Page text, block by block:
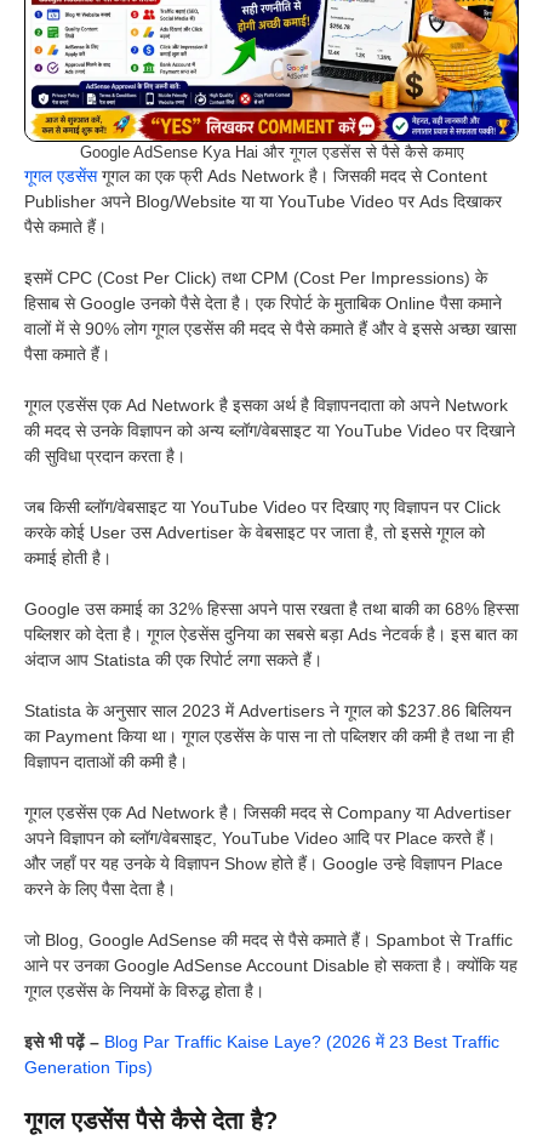
Google AdSense Kya Hai और गूगल एडसेंस से पैसे कैसे कमाए
गूगल एडसेंसगूगल का एक फ्री Ads Network है। जिसकी मदद से Content
Publisher अपने Blog/Website या या YouTube Video पर Ads दिखाकर
पैसे कमाते हैं।
इसमें CPC (Cost Per Click) तथा CPM (Cost Per Impressions) के
हिसाब से Google उनको पैसे देता है। एक रिपोर्ट के मुताबिक Online पैसा कमाने
वालों में से 90% लोग गूगल एडसेंस की मदद से पैसे कमाते हैं और वे इससे अच्छा खासा
पैसा कमाते हैं।
गूगल एडसेंस एक Ad Network है इसका अर्थ है विज्ञापनदाता को अपने Network
की मदद से उनके विज्ञापन को अन्य ब्लॉग/वेबसाइट या YouTube Video पर दिखाने
की सुविधा प्रदान करता है।
जब किसी ब्लॉग/वेबसाइट या YouTube Video पर दिखाए गए विज्ञापन पर Click
करके कोई User उस Advertiser के वेबसाइट पर जाता है, तो इससे गूगल को
कमाई होती है।
Google उस कमाई का 32% हिस्सा अपने पास रखता है तथा बाकी का 68% हिस्सा
पब्लिशर को देता है। गूगल ऐडसेंस दुनिया का सबसे बड़ा Ads नेटवर्क है। इस बात का
अंदाज आप Statista की एक रिपोर्ट लगा सकते हैं।
Statista के अनुसार साल 2023 में Advertisers ने गूगल को $237.86 बिलियन
का Payment किया था। गूगल एडसेंस के पास ना तो पब्लिशर की कमी है तथा ना ही
विज्ञापन दाताओं की कमी है।
गूगल एडसेंस एक Ad Network है। जिसकी मदद से Company या Advertiser
अपने विज्ञापन को ब्लॉग/वेबसाइट, YouTube Video आदि पर Place करते हैं।
और जहाँ पर यह उनके ये विज्ञापन Show होते हैं। Google उन्हे विज्ञापन Place
करने के लिए पैसा देता है।
जो Blog, Google AdSense की मदद से पैसे कमाते हैं। Spambot से Traffic
आने पर उनका Google AdSense Account Disable हो सकता है। क्योंकि यह
गूगल एडसेंस के नियमों के विरुद्ध होता है।
इसे भी पढ़ें – Blog Par Traffic Kaise Laye? (2026 में 23 Best Traffic
Generation Tips)
गूगल एडसेंस पैसे कैसे देता है?